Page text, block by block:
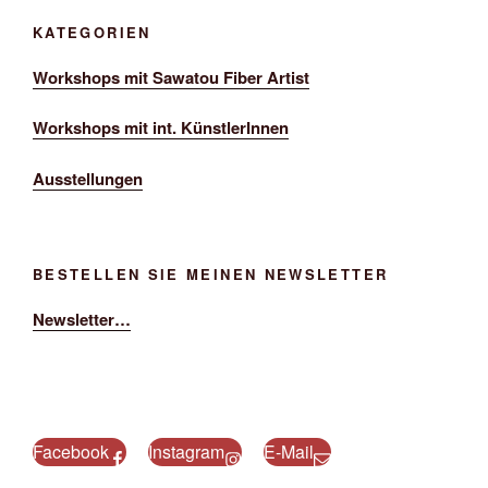
KATEGORIEN
Workshops mit Sawatou Fiber Artist
Workshops mit int. KünstlerInnen
Ausstellungen
BESTELLEN SIE MEINEN NEWSLETTER
Newsletter…
Facebook Instagram E-Mail